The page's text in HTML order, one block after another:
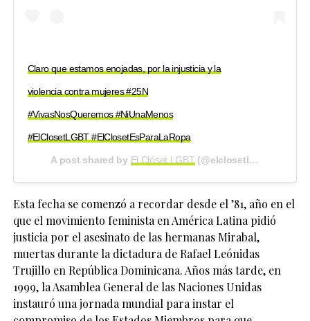
Claro que estamos enojadas, por la injusticia y la
violencia contra mujeres #25N
#VivasNosQueremos #NiUnaMenos
#ElClosetLGBT #ElClosetEsParaLaRopa
A post shared by El Clóset LGBT (@elclosetlgbt) on
Esta fecha se comenzó a recordar desde el ’81, año en el
que el movimiento feminista en América Latina pidió
justicia por el asesinato de las hermanas Mirabal,
muertas durante la dictadura de Rafael Leónidas
Trujillo en República Dominicana. Años más tarde, en
1999, la Asamblea General de las Naciones Unidas
instauró una jornada mundial para instar el